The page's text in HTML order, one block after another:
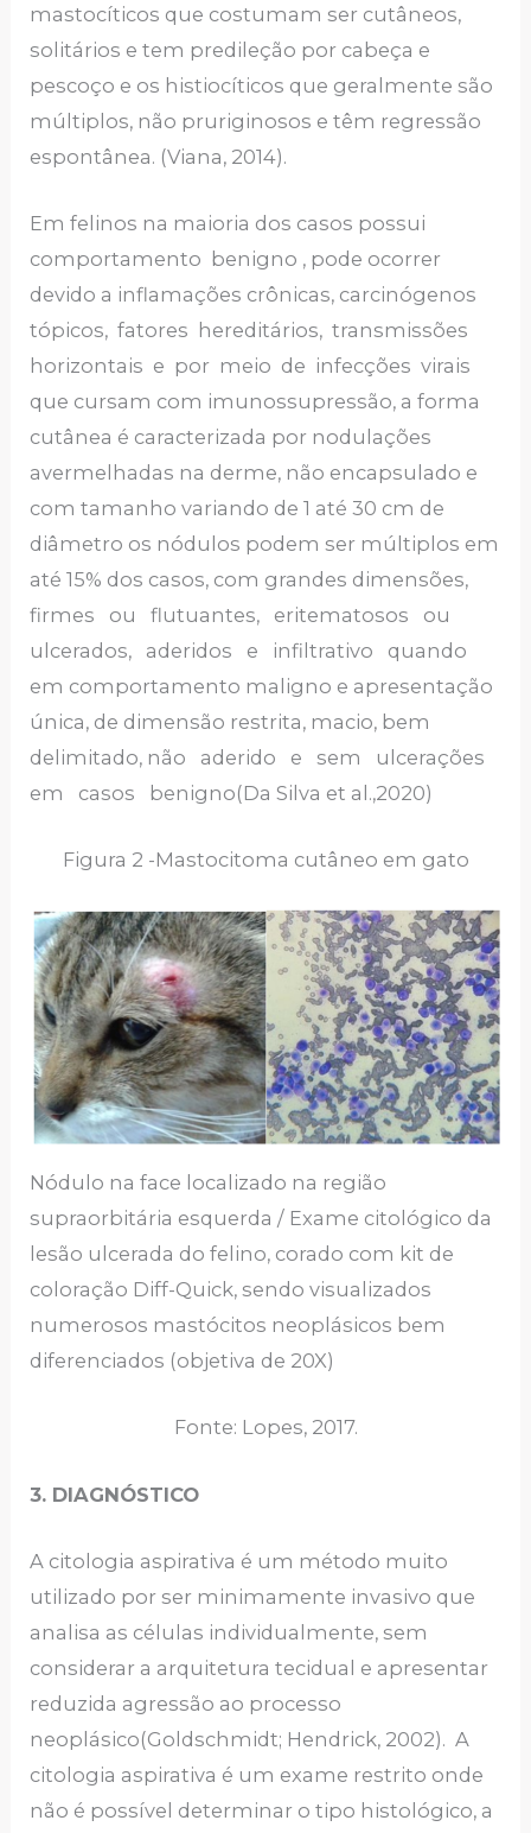
mastocíticos que costumam ser cutâneos,
solitários e tem predileção por cabeça e
pescoço e os histiocíticos que geralmente são
múltiplos, não pruriginosos e têm regressão
espontânea. (Viana, 2014).
Em felinos na maioria dos casos possui
comportamento benigno , pode ocorrer
devido a inflamações crônicas, carcinógenos
tópicos, fatores hereditários, transmissões
horizontais e por meio de infecções virais
que cursam com imunossupressão, a forma
cutânea é caracterizada por nodulações
avermelhadas na derme, não encapsulado e
com tamanho variando de 1 até 30 cm de
diâmetro os nódulos podem ser múltiplos em
até 15% dos casos, com grandes dimensões,
firmes ou flutuantes, eritematosos ou
ulcerados, aderidos e infiltrativo quando
em comportamento maligno e apresentação
única, de dimensão restrita, macio, bem
delimitado, não aderido e sem ulcerações
em casos benigno(Da Silva et al.,2020)
Figura 2 -Mastocitoma cutâneo em gato
Nódulo na face localizado na região
supraorbitária esquerda / Exame citológico da
lesão ulcerada do felino, corado com kit de
coloração Diff-Quick, sendo visualizados
numerosos mastócitos neoplásicos bem
diferenciados (objetiva de 20X)
Fonte: Lopes, 2017.
3. DIAGNÓSTICO
A citologia aspirativa é um método muito
utilizado por ser minimamente invasivo que
analisa as células individualmente, sem
considerar a arquitetura tecidual e apresentar
reduzida agressão ao processo
neoplásico(Goldschmidt; Hendrick, 2002). A
citologia aspirativa é um exame restrito onde
não é possível determinar o tipo histológico, a